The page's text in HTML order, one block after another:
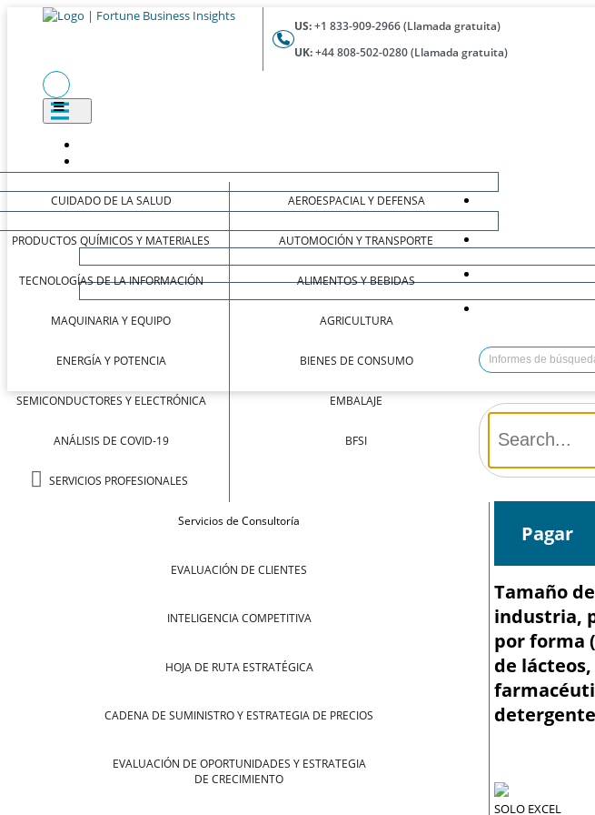
US:+1 833-909-2966 (Llamada gratuita)
UK:+44 808-502-0280 (Llamada gratuita)
CUIDADO DE LA SALUD
PRODUCTOS QUÍMICOS Y MATERIALES
TECNOLOGÍAS DE LA INFORMACIÓN
MAQUINARIA Y EQUIPO
ENERGÍA Y POTENCIA
SEMICONDUCTORES Y ELECTRÓNICA
ANÁLISIS DE COVID-19
SERVICIOS PROFESIONALES
AEROESPACIAL Y DEFENSA
AUTOMOCIÓN Y TRANSPORTE
ALIMENTOS Y BEBIDAS
AGRICULTURA
BIENES DE CONSUMO
EMBALAJE
BFSI
Servicios de Consultoría
EVALUACIÓN DE CLIENTES
INTELIGENCIA COMPETITIVA
HOJA DE RUTA ESTRATÉGICA
CADENA DE SUMINISTRO Y ESTRATEGIA DE PRECIOS
EVALUACIÓN DE OPORTUNIDADES Y ESTRATEGIA
DE CRECIMIENTO
Pagar
Tamaño
industria,
por forma
de
SOLO EXCEL